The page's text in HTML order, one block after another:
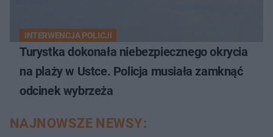
INTERWENCJA POLICJI
Turystka dokonała niebezpiecznego okrycia
na plaży w Ustce. Policja musiała zamknąć
odcinek wybrzeża
NAJNOWSZE NEWSY: